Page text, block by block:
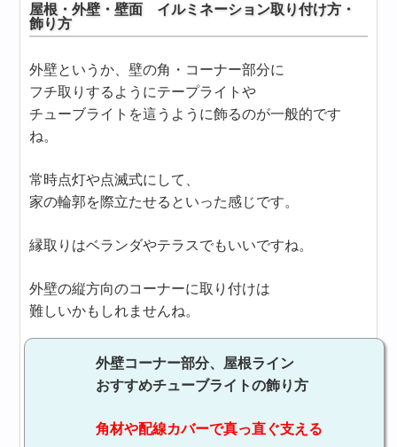
屋根・外壁・壁面 イルミネーション取り付け方・
飾り方
外壁というか、壁の角・コーナー部分に
フチ取りするようにテープライトや
チューブライトを這うように飾るのが一般的です
ね。
常時点灯や点滅式にして、
家の輪郭を際立たせるといった感じです。
縁取りはベランダやテラスでもいいですね。
外壁の縦方向のコーナーに取り付けは
難しいかもしれませんね。
外壁コーナー部分、屋根ライン
おすすめチューブライトの飾り方
角材や配線カバーで真っ直ぐ支える